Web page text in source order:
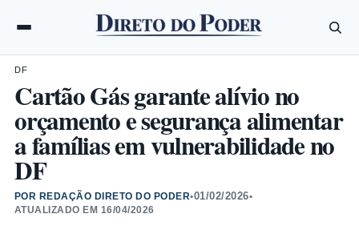
DF
Cartão Gás garante alívio no
orçamento e segurança alimentar
a famílias em vulnerabilidade no
DF
POR REDAÇÃO DIRETO DO PODER•01/02/2026•
ATUALIZADO EM 16/04/2026